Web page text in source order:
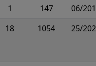
1 147
06/
18 1054 25/